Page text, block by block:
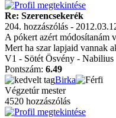
Re: Szerencsekerék
204. hozzászólás -
A pókert azért módosítanám
Mert ha szar lapjaid vannak
V1 - Sötét Ösvény - Nabilius
Pontszám: 6.49
Birka
Végzetúr mester
4520 hozzászólás